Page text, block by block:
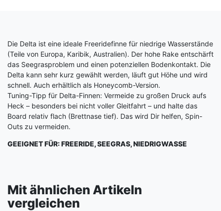
Die Delta ist eine ideale Freeridefinne für niedrige Wasserstände
(Teile von Europa, Karibik, Australien). Der hohe Rake entschärft
das Seegrasproblem und einen potenziellen Bodenkontakt. Die
Delta kann sehr kurz gewählt werden, läuft gut Höhe und wird
schnell. Auch erhältlich als Honeycomb-Version.
Tuning-Tipp für Delta-Finnen: Vermeide zu großen Druck aufs
Heck – besonders bei nicht voller Gleitfahrt – und halte das
Board relativ flach (Brettnase tief). Das wird Dir helfen, Spin-
Outs zu vermeiden.
GEEIGNET FÜR: FREERIDE, SEEGRAS, NIEDRIGWASSE
Mit ähnlichen Artikeln
vergleichen